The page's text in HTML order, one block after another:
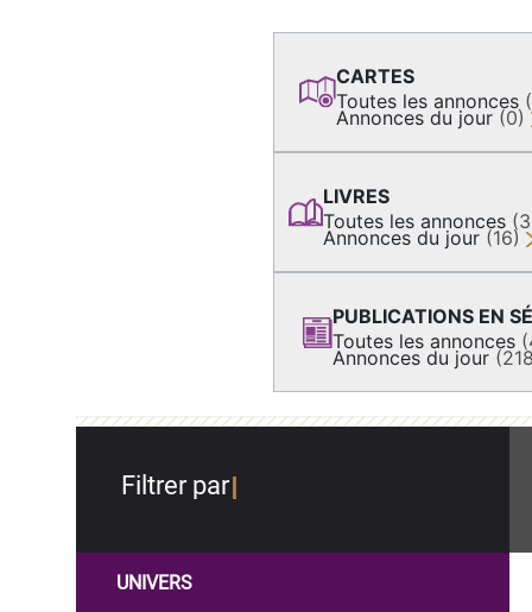
CARTES
Toutes les annonces
Annonces du jour (0)
LIVRES
Toutes les annonces
Annonces du jour (16)
PUBLICATIONS EN
Toutes les annonces
Annonces du jour
Filtrer par
UNIVERS